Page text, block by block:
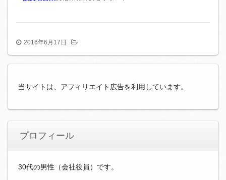
2016年6月17日
当サイトは、アフィリエイト広告を利用しています。
プロフィール
30代の男性（会社役員）です。